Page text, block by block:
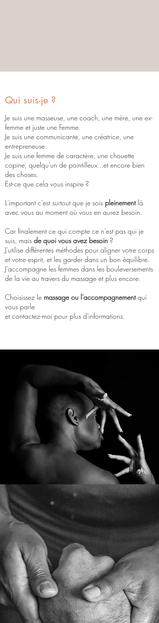
Qui suis-je ?
Je suis une masseuse, une coach, une mère, une ex-
femme et juste une Femme.
Je suis une communicante, une créatrice, une
entrepreneuse.
Je suis une femme de caractère, une chouette
copine, quelqu'un de pointilleux...et encore bien
des choses.
Est-ce que cela vous inspire ?
L'important c'est surtout que je sois pleinementlà
avec vous au moment où vous en aurez besoin.
Car finalement ce qui compte ce n'est pas qui je
suis, mais de quoi vous avez besoin ?
J'utilise différentes méthodes pour aligner votre corps
et votre esprit, et les garder dans un bon équilibre.
J'accompagne les femmes dans les bouleversements
de la vie au travers du massage et plus encore.
Choisissez le massage ou l'accompagnementqui
vous parle
et contactez-moi pour plus d'informations.